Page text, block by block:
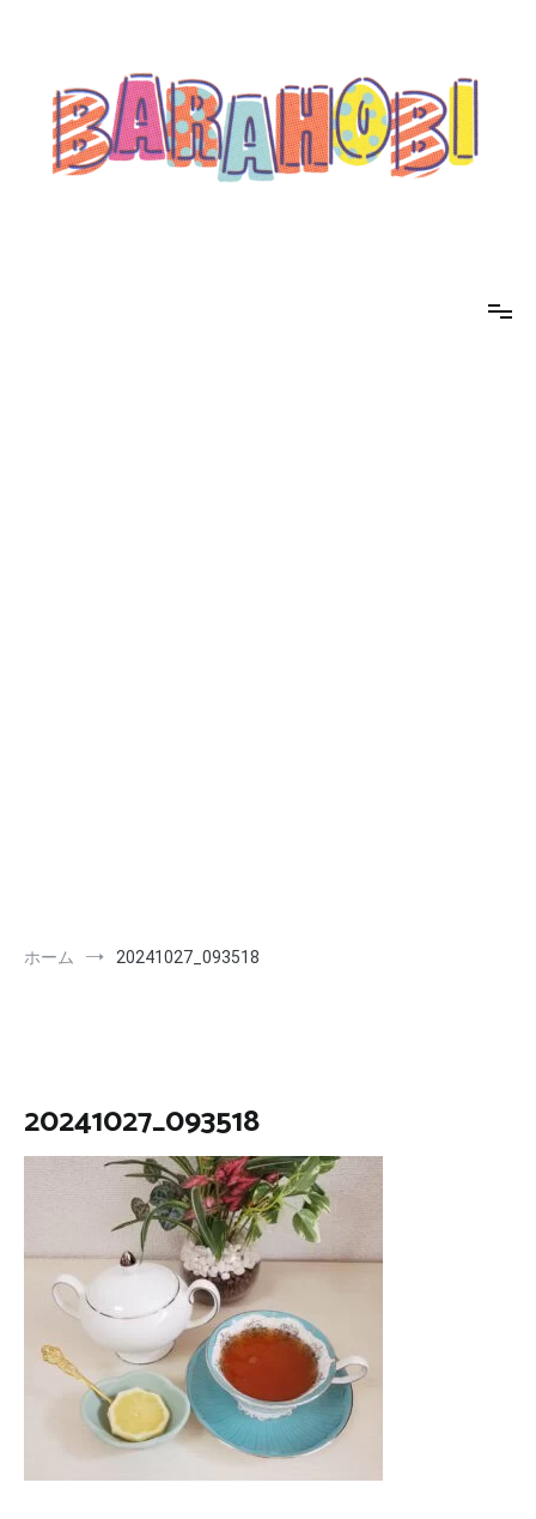
ホーム 20241027_093518
20241027_093518